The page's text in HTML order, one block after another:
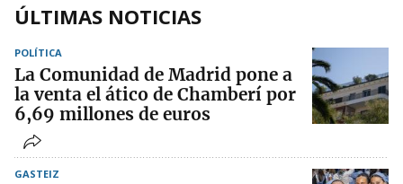
ÚLTIMAS NOTICIAS
POLÍTICA
La Comunidad de Madrid pone a
la venta el ático de Chamberí por
6,69 millones de euros
GASTEIZ